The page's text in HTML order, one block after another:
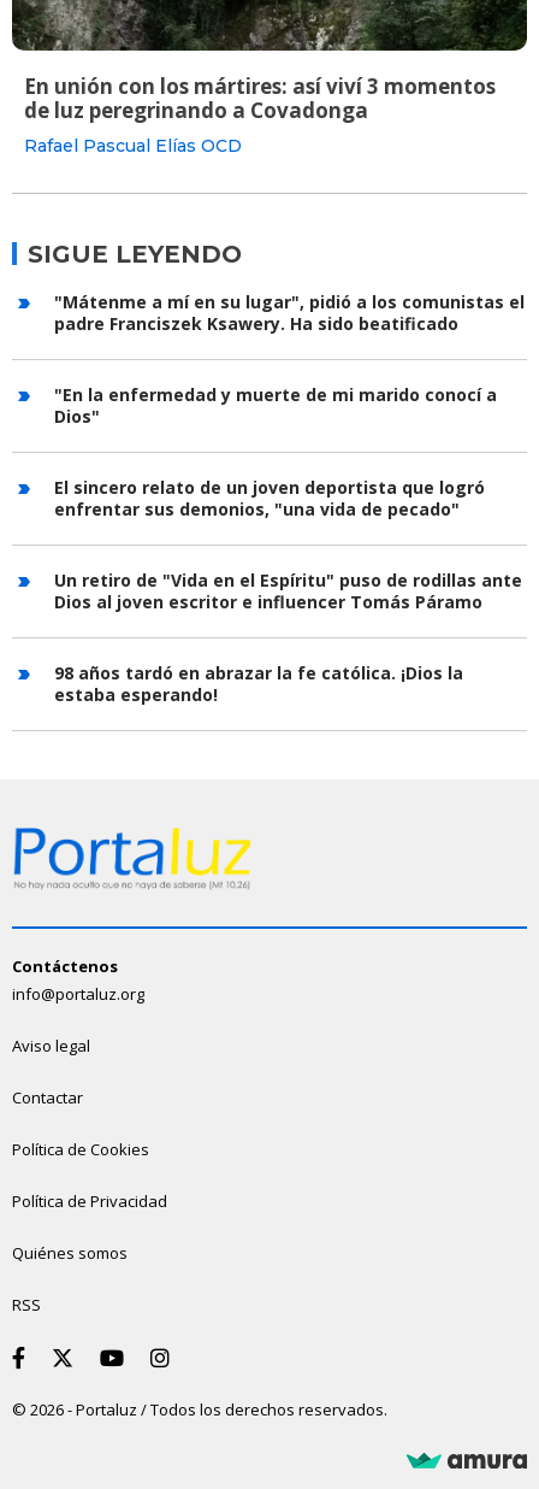
En unión con los mártires: así viví 3 momentos
de luz peregrinando a Covadonga
Rafael Pascual Elías OCD
SIGUE LEYENDO
"Mátenme a mí en su lugar", pidió a los comunistas el
padre Franciszek Ksawery. Ha sido beatificado
"En la enfermedad y muerte de mi marido conocí a
Dios"
El sincero relato de un joven deportista que logró
enfrentar sus demonios, "una vida de pecado"
Un retiro de "Vida en el Espíritu" puso de rodillas ante
Dios al joven escritor e influencer Tomás Páramo
98 años tardó en abrazar la fe católica. ¡Dios la
estaba esperando!
Contáctenos
info@portaluz.org
Aviso legal
Contactar
Política de Cookies
Política de Privacidad
Quiénes somos
RSS
© 2026 - Portaluz / Todos los derechos reservados.